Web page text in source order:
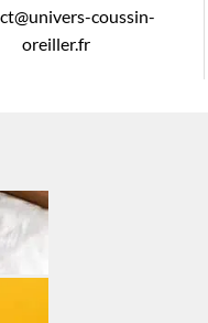
coussin-
oreiller.fr